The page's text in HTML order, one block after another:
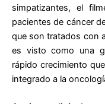
simpatizantes, el
pacientes de cáncer
que son tratados con
es visto como una
rápido crecimiento
integrado a la